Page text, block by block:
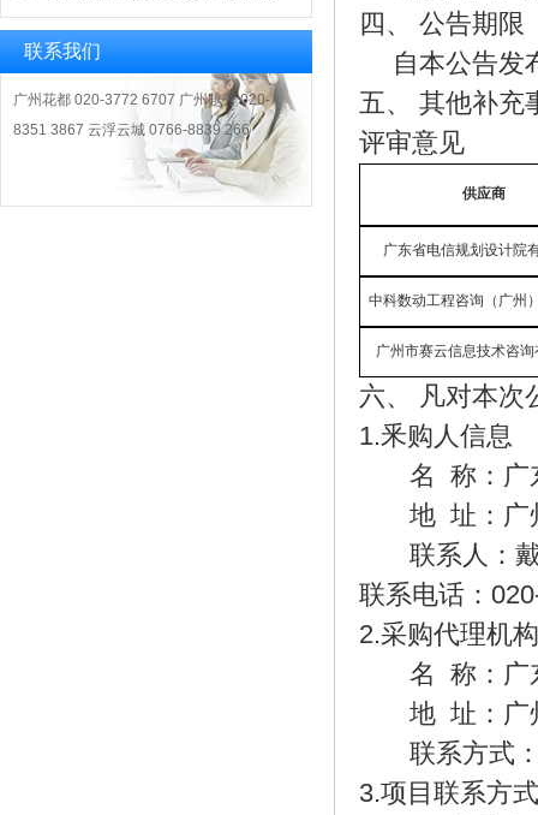
联系我们
广州花都 020-3772 6707 广州越秀 020-
8351 3867 云浮云城 0766-8839 266
四、 公告期限
自本公告发
五、 其他补充
评审意见
供应商
广东省电信规划设计院
中科数动工程咨询（广州
广州市赛云信息技术咨
六、
凡对本次
1.釆购人信息
名
称：广
地 址：广
联系人：
联系电话：
2.采购代理机
名
称：广
地 址：广
联系方式
3.项目联系方式